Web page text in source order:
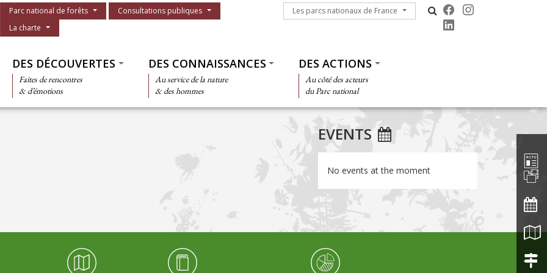
Menu du parc
Parc national de forêts
Consultations publiques
La charte
Les parcs nationaux de France
Les parcs nationaux de France
DES DÉCOUVERTES
Faites de rencontres
& d’émotions
DES CONNAISSANCES
Au service de la nature
& des hommes
DES ACTIONS
Au côté des acteurs
du Parc national
EVENTS
No events at the moment